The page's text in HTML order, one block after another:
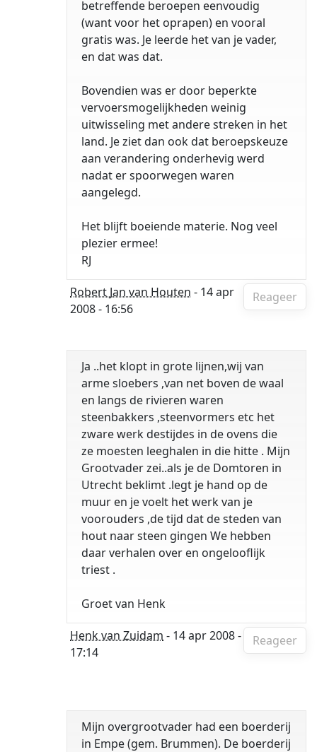
betreffende beroepen eenvoudig
(want voor het oprapen) en vooral
gratis was. Je leerde het van je vader,
en dat was dat.
Bovendien was er door beperkte
vervoersmogelijkheden weinig
uitwisseling met andere streken in het
land. Je ziet dan ook dat beroepskeuze
aan verandering onderhevig werd
nadat er spoorwegen waren
aangelegd.
Het blijft boeiende materie. Nog veel
plezier ermee!
RJ
Reageer
Robert Jan van Houten - 14 apr
2008 - 16:56
Ja ..het klopt in grote lijnen,wij van
arme sloebers ,van net boven de waal
en langs de rivieren waren
steenbakkers ,steenvormers etc het
zware werk destijdes in de ovens die
ze moesten leeghalen in die hitte . Mijn
Grootvader zei..als je de Domtoren in
Utrecht beklimt .legt je hand op de
muur en je voelt het werk van je
voorouders ,de tijd dat de steden van
hout naar steen gingen We hebben
daar verhalen over en ongelooflijk
triest .
Groet van Henk
Reageer
Henk van Zuidam - 14 apr 2008 -
17:14
Mijn overgrootvader had een boerderij
in Empe (gem. Brummen). De boerderij